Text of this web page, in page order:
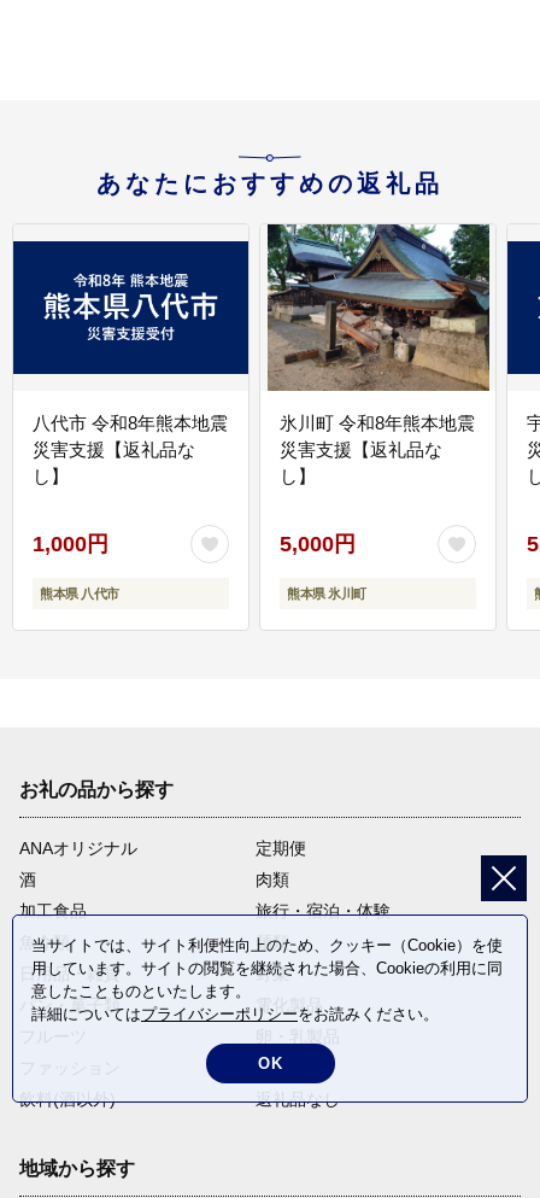
あなたにおすすめの返礼品
八代市 令和8年熊本地震
災害支援【返礼品な
し】
1,000円
熊本県 八代市
氷川町 令和8年熊本地震
災害支援【返礼品な
し】
5,000円
熊本県 氷川町
お礼の品から探す
ANAオリジナル
定期便
酒
肉類
加工食品
旅行・宿泊・体験
魚介類
麺類
日用品・雑貨
野菜
パン・菓子類
電化製品
米・穀物
飲料(酒以外)
返礼品なし
地域から探す
当サイトでは、サイト利便性向上のため、クッキー（Cookie）を使
用しています。サイトの閲覧を継続された場合、Cookieの利用に同
意したことものといたします。
詳細についてはプライバシーポリシーをお読みください。
OK